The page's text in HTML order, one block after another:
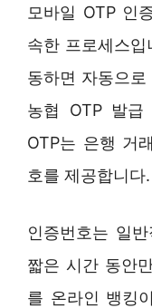
모바일 OTP 인
속한 프로세스
동하면 자동으
농협 OTP 발급
OTP는 은행 거
호를 제공합니다.
인증번호는 일
짧은 시간 동안
를 온라인 뱅킹